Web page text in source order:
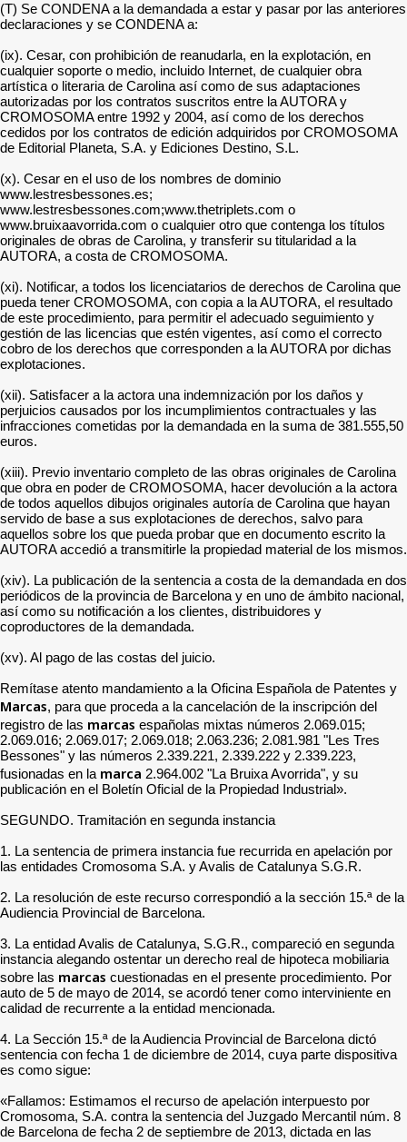
(T) Se CONDENA a la demandada a estar y pasar por las anteriores
declaraciones y se CONDENA a:
(ix). Cesar, con prohibición de reanudarla, en la explotación, en
cualquier soporte o medio, incluido Internet, de cualquier obra
artística o literaria de Carolina así como de sus adaptaciones
autorizadas por los contratos suscritos entre la AUTORA y
CROMOSOMA entre 1992 y 2004, así como de los derechos
cedidos por los contratos de edición adquiridos por CROMOSOMA
de Editorial Planeta, S.A. y Ediciones Destino, S.L.
(x). Cesar en el uso de los nombres de dominio
www.lestresbessones.es;
www.lestresbessones.com;www.thetriplets.com o
www.bruixaavorrida.com o cualquier otro que contenga los títulos
originales de obras de Carolina, y transferir su titularidad a la
AUTORA, a costa de CROMOSOMA.
(xi). Notificar, a todos los licenciatarios de derechos de Carolina que
pueda tener CROMOSOMA, con copia a la AUTORA, el resultado
de este procedimiento, para permitir el adecuado seguimiento y
gestión de las licencias que estén vigentes, así como el correcto
cobro de los derechos que corresponden a la AUTORA por dichas
explotaciones.
(xii). Satisfacer a la actora una indemnización por los daños y
perjuicios causados por los incumplimientos contractuales y las
infracciones cometidas por la demandada en la suma de 381.555,50
euros.
(xiii). Previo inventario completo de las obras originales de Carolina
que obra en poder de CROMOSOMA, hacer devolución a la actora
de todos aquellos dibujos originales autoría de Carolina que hayan
servido de base a sus explotaciones de derechos, salvo para
aquellos sobre los que pueda probar que en documento escrito la
AUTORA accedió a transmitirle la propiedad material de los mismos.
(xiv). La publicación de la sentencia a costa de la demandada en dos
periódicos de la provincia de Barcelona y en uno de ámbito nacional,
así como su notificación a los clientes, distribuidores y
coproductores de la demandada.
(xv). Al pago de las costas del juicio.
Remítase atento mandamiento a la Oficina Española de Patentes y
Marcas, para que proceda a la cancelación de la inscripción del
registro de las marcas españolas mixtas números 2.069.015;
2.069.016; 2.069.017; 2.069.018; 2.063.236; 2.081.981 "Les Tres
Bessones" y las números 2.339.221, 2.339.222 y 2.339.223,
fusionadas en la marca 2.964.002 "La Bruixa Avorrida", y su
publicación en el Boletín Oficial de la Propiedad Industrial».
SEGUNDO. Tramitación en segunda instancia
1. La sentencia de primera instancia fue recurrida en apelación por
las entidades Cromosoma S.A. y Avalis de Catalunya S.G.R.
2. La resolución de este recurso correspondió a la sección 15.ª de la
Audiencia Provincial de Barcelona.
3. La entidad Avalis de Catalunya, S.G.R., compareció en segunda
instancia alegando ostentar un derecho real de hipoteca mobiliaria
sobre las marcas cuestionadas en el presente procedimiento. Por
auto de 5 de mayo de 2014, se acordó tener como interviniente en
calidad de recurrente a la entidad mencionada.
4. La Sección 15.ª de la Audiencia Provincial de Barcelona dictó
sentencia con fecha 1 de diciembre de 2014, cuya parte dispositiva
es como sigue:
«Fallamos: Estimamos el recurso de apelación interpuesto por
Cromosoma, S.A. contra la sentencia del Juzgado Mercantil núm. 8
de Barcelona de fecha 2 de septiembre de 2013, dictada en las